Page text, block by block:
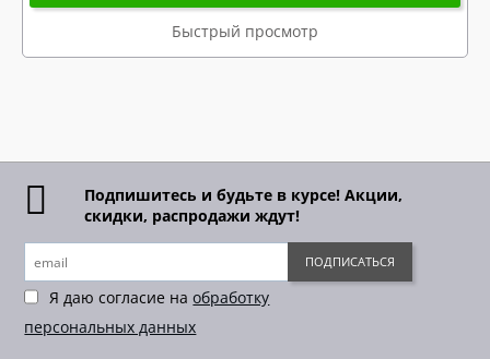
Быстрый просмотр
Подпишитесь и будьте в курсе! Акции,
скидки, распродажи ждут!
Я даю согласие наобработку
персональных данных
ПОДПИСАТЬСЯ